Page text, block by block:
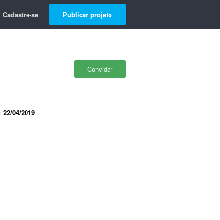
Cadastre-se Publicar projeto
Convidar
22/04/2019